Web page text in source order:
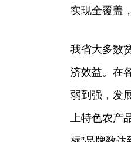
实现全覆盖
我省大多数
济效益。在
弱到强，发
上特色农产